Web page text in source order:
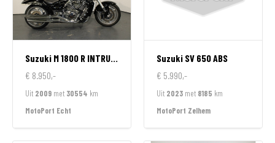
Suzuki M 1800 R INTRUDER
€ 8.950,-
Uit 2009 met 30554 km
MotoPort Echt
Suzuki SV 650 ABS
€ 5.990,-
Uit 2023 met 8185 km
MotoPort Zelhem